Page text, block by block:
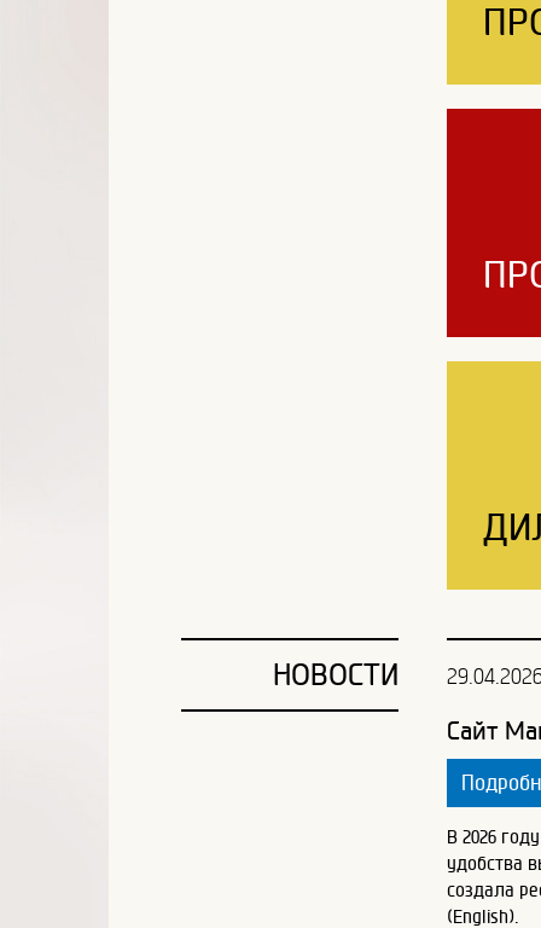
НОВОСТИ
Сайт
В 2026
удобства
создала
(English).